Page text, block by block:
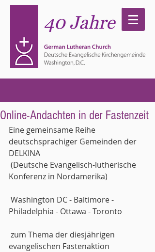
Online-Andachten in der Fastenzeit
Eine gemeinsame Reihe
deutschsprachiger Gemeinden der
DELKINA
Konferenz in Nordamerika)
Philadelphia - Ottawa - Toronto
evangelischen Fastenaktion